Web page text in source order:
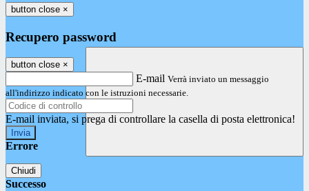
button close ×
Recupero password
button close ×
E-mail Verrà inviato un messaggio
all'indirizzo indicato con le istruzioni necessarie.
E-mail inviata, si prega di controllare la casella di posta elettronica!
Errore
Chiudi
Successo